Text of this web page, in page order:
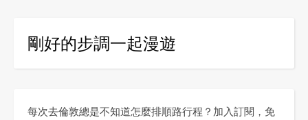
剛好的步調一起漫遊
每次去倫敦總是不知道怎麼排順路行程？加入訂閱，免